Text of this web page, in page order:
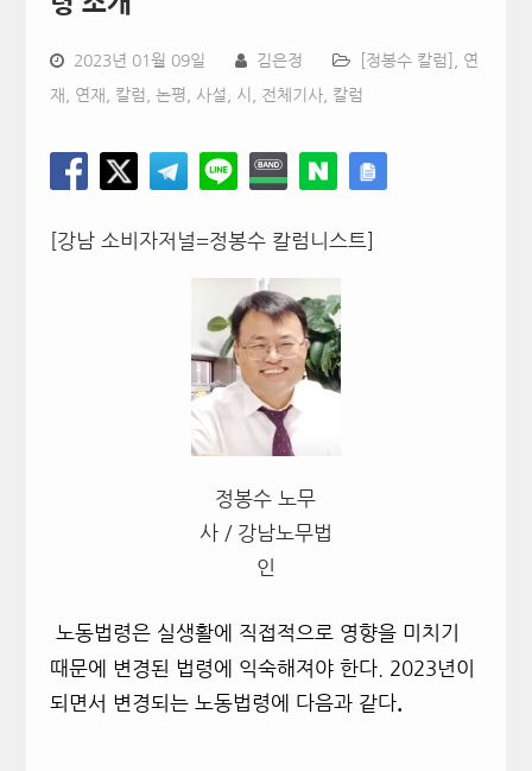
2023년 01월 09일 김은정 [정봉수 칼럼] 연
재 연재, 칼럼, 논평, 사설, 시 전체기사, 칼럼
[강남 소비자저널=정봉수 칼럼니스트]
정봉수 노무
사 / 강남노무법
인
노동법령은 실생활에 직접적으로 영향을 미치기
때문에 변경된 법령에 익숙해져야 한다. 2023년이
되면서 변경되는 노동법령에 다음과 같다.